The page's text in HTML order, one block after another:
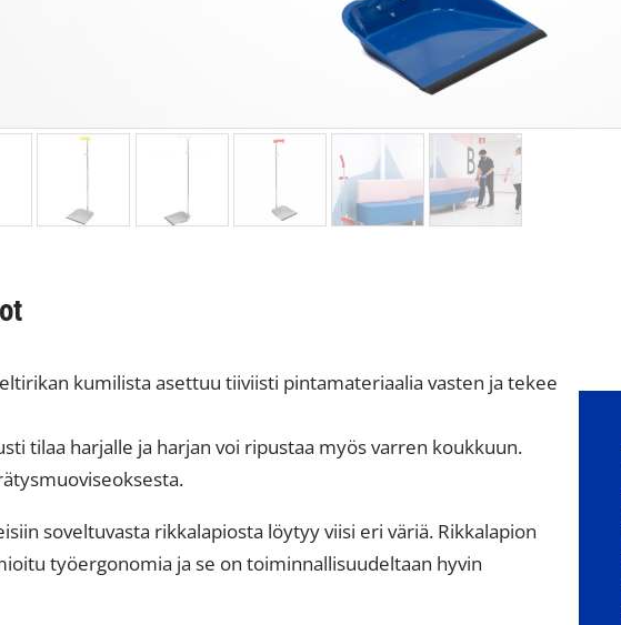
kumilista asettuu tiiviisti pintamateriaalia vasten ja tekee
tilaa harjalle ja harjan voi ripustaa myös varren koukkuun.
soveltuvasta rikkalapiosta löytyy viisi eri väriä. Rikkalapion
työergonomia ja se on toiminnallisuudeltaan hyvin